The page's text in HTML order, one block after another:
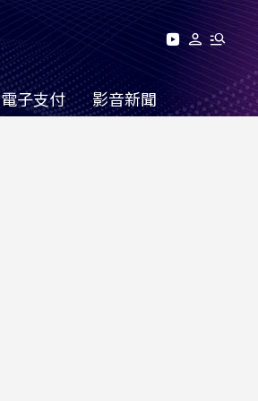
電子支付 影音新聞